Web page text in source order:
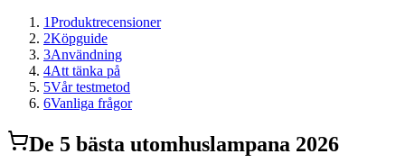
1Produktrecensioner
2Köpguide
3Användning
4Att tänka på
5Vår testmetod
6Vanliga frågor
De 5 bästa utomhuslampana 2026